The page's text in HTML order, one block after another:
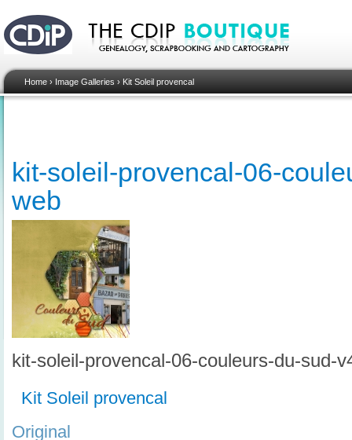
Home › Image Galleries › Kit Soleil provencal
kit-soleil-provencal-06-
web
kit-soleil-provencal-06-couleurs-du-sud-
Kit Soleil provencal
Original